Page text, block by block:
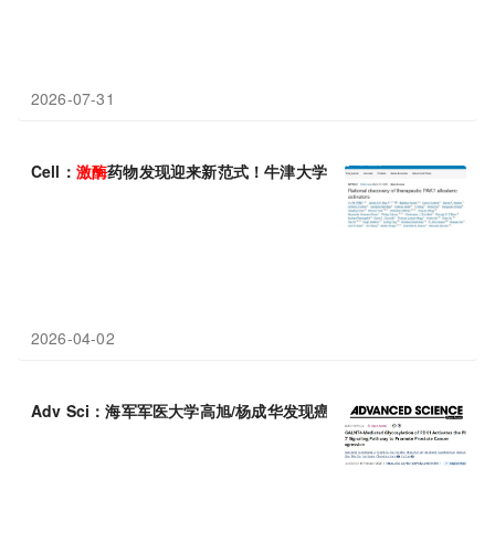
2026-07-31
Cell： 激酶药物发现迎来新范式！牛津大学雷鸣团队报道理性设
2026-04-02
Adv Sci：海军军医大学高旭/杨成华发现癌细胞的“糖衣炮弹”，